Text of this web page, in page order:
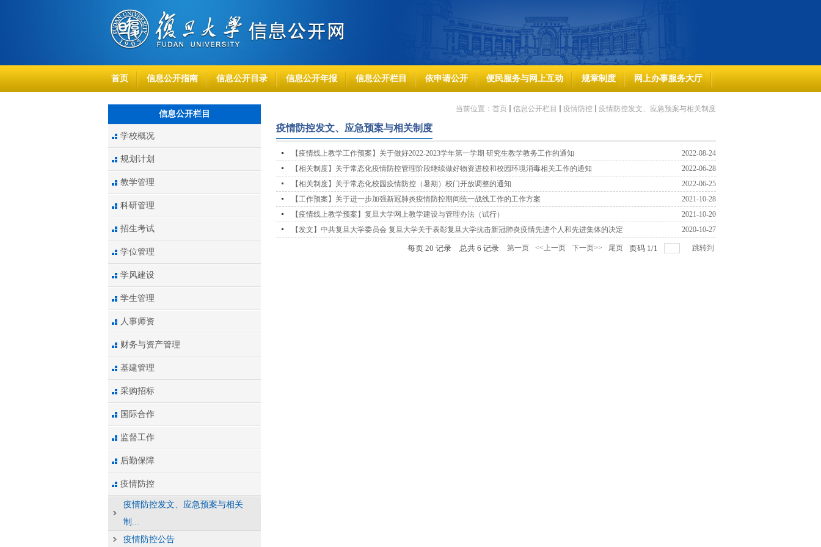
首页 信息公开指南 信息公开目录 信息公开年报 信息公开栏目 依申请公开 便民服务与网上互动 规章制度 网上办事服务大厅
信息公开栏目
学校概况
规划计划
教学管理
科研管理
招生考试
学位管理
学风建设
学生管理
人事师资
财务与资产管理
基建管理
采购招标
国际合作
监督工作
后勤保障
疫情防控
疫情防控发文、应急预案与相关
制...
疫情防控公告
当前位置： 首页 信息公开栏目 疫情防控 疫情防控发文、应急预案与相关制度
疫情防控发文、应急预案与相关制度
【疫情线上教学工作预案】关于做好2022-2023学年第一学期 研究生教学教务工作的通知
2022-08-24
【相关制度】关于常态化疫情防控管理阶段继续做好物资进校和校园环境消毒相关工作的通知
2022-06-28
【相关制度】关于常态化校园疫情防控（暑期）校门开放调整的通知
2022-06-25
【工作预案】关于进一步加强新冠肺炎疫情防控期间统一战线工作的工作方案
2021-10-28
【疫情线上教学预案】复旦大学网上教学建设与管理办法（试行）
2021-10-20
【发文】中共复旦大学委员会 复旦大学关于表彰复旦大学抗击新冠肺炎疫情先进个人和先进集体的决定
2020-10-27
每页 20 记录 总共 6 记录 第一页 <<上一页 下一页>> 尾页 页码 1/1 跳转到